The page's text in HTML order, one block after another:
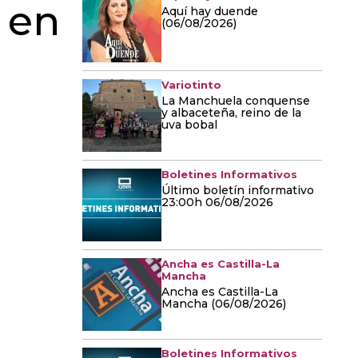
Aquí hay duende
(06/08/2026)
Variotinto
La Manchuela conquense
y albaceteña, reino de la
uva bobal
Boletines Informativos
Último boletín informativo
23:00h 06/08/2026
Ancha es Castilla-La
Mancha
Ancha es Castilla-La
Mancha (06/08/2026)
Boletines Informativos